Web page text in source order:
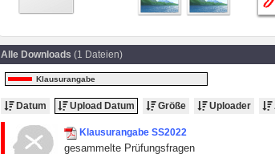
Alle Downloads (1 Dateien)
Klausurangabe
Datum Upload Datum Größe Uploader
Klausurangabe SS2022
gesammelte Prüfungsfragen